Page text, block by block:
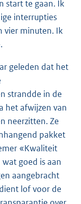
start te gaan. Ik
interrupties
vier minuten. Ik
geleden dat het
strandde in de
het afwijzen van
neerzitten. Ze
pakket
«Kwaliteit
goed is aan
aangebracht
lof voor de